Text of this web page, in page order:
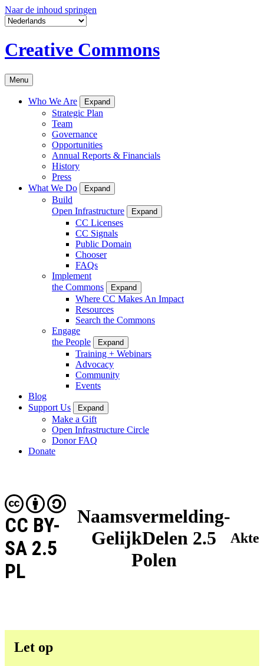
Naar de inhoud springen
Creative Commons
Menu
Who We Are Expand
Strategic Plan
Team
Governance
Opportunities
Annual Reports & Financials
History
Press
What We Do
Expand
Build
Open Infrastructure
Expand
CC Licenses
CC Signals
Public Domain
Chooser
FAQs
Implement
the Commons
Expand
Where CC Makes An Impact
Resources
Search the Commons
Engage
the People
Expand
Training + Webinars
Advocacy
Community
Events
Blog
Support Us
Expand
Make a Gift
Open Infrastructure Circle
Donor FAQ
Donate
Naamsvermelding-
GelijkDelen 2.5
Polen
CC BY-
SA 2.5
PL
Akte
Let op